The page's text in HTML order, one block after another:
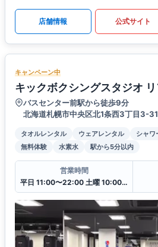
店舗情報 公式サイト
キャンペーン中
キックボクシングスタジオ
バスセンター前駅から徒歩9分
北海道札幌市中央区北1条西3丁目3-
タオルレンタル ウェアレンタル シャワ
無料体験
水素水 駅から5分以内
営業時間
平日 11:00〜22:00 土曜 10:00〜20:00 日・祝 10:00〜18:00